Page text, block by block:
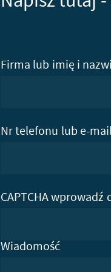
Firma lub imię i
Nr telefonu lub e-
CAPTCHA
Wiadomość